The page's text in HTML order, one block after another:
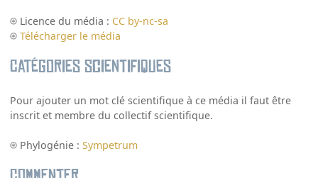
Licence du média : CC by-nc-sa
Télécharger le média
Catégories scientifiques
Pour ajouter un mot clé scientifique à ce média il faut être
inscrit et membre du collectif scientifique.
Phylogénie :Sympetrum